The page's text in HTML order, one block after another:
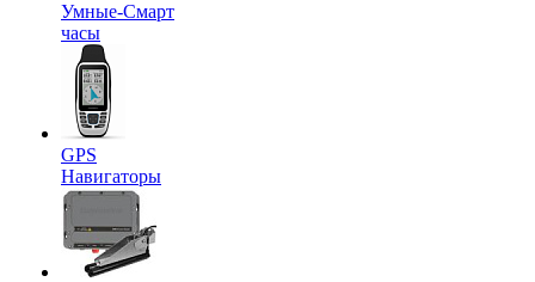
Умные-Смарт
часы
GPS
Навигаторы